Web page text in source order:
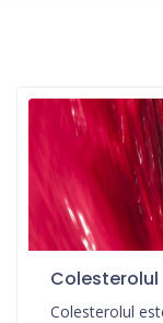
Colesterolul
Colesterolul